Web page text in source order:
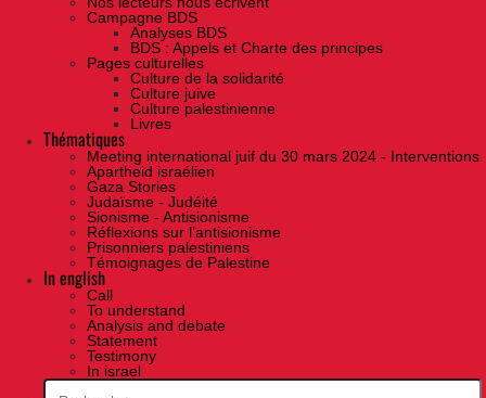
Campagne BDS
Analyses BDS
BDS : Appels et Charte des principes
Pages culturelles
Culture de la solidarité
Culture juive
Culture palestinienne
Livres
Thématiques
Meeting international juif du 30 mars 2024 - Interventions
Apartheid israélien
Gaza Stories
Judaïsme - Judéité
Sionisme - Antisionisme
Réflexions sur l’antisionisme
Prisonniers palestiniens
Témoignages de Palestine
In english
Call
To understand
Analysis and debate
Statement
Testimony
In israel